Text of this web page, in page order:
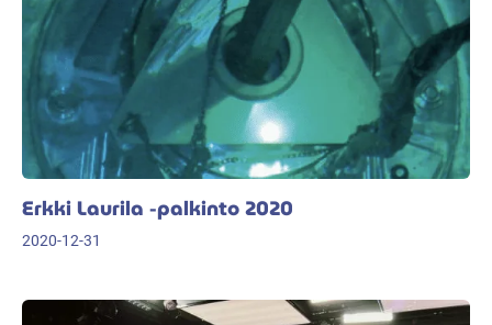
Erkki Laurila -palkinto 2020
2020-12-31